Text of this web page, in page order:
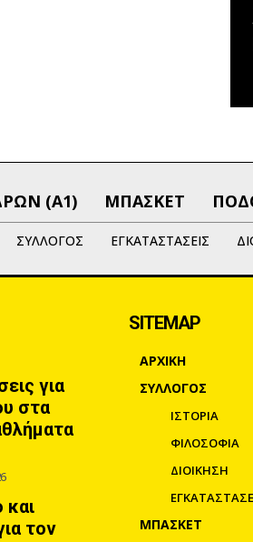
(Α1) ΜΠΑΣΚΕΤ
ΣΥΛΛΟΓΟΣ ΕΓΚΑΤΑΣΤΑΣΕΙΣ
για
στα
και
τον
SITEMAP
ΑΡΧΙΚΗ
ΣΥΛΛΟΓΟΣ
ΙΣΤΟΡΙΑ
ΦΙΛΟΣΟΦΙΑ
ΔΙΟΙΚΗΣΗ
ΜΠΑΣΚΕΤ